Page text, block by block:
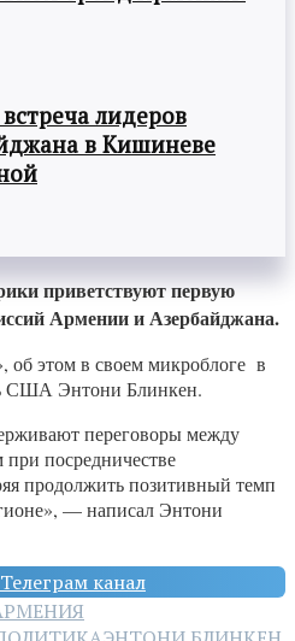
лидеров
в Кишиневе
приветствуют первую
Армении и Азербайджана.
об этом в своем микроблоге в
США Энтони Блинкен.
переговоры между
посредничестве
продолжить позитивный темп
— написал Энтони
канал